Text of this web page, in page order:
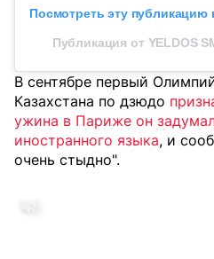
Посмотреть эту публикацию
Публикация от YELDOS
В сентябре первый
Казахстана по дзюдо
ужина в Париже он
иностранного языка, и
очень стыдно".